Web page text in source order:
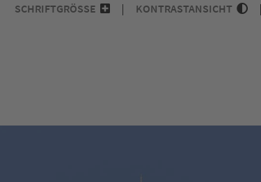
SCHRIFTGRÖSSE KONTRASTANSICHT